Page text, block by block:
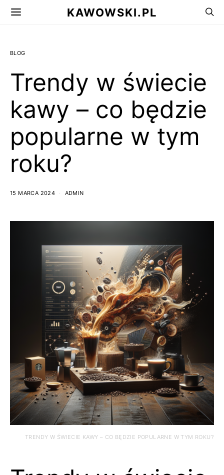
KAWOWSKI.PL
BLOG
Trendy w świecie
kawy – co będzie
popularne w tym
roku?
15 MARCA 2024 ADMIN
TRENDY W ŚWIECIE KAWY – CO BĘDZIE POPULARNE W TYM ROKU?